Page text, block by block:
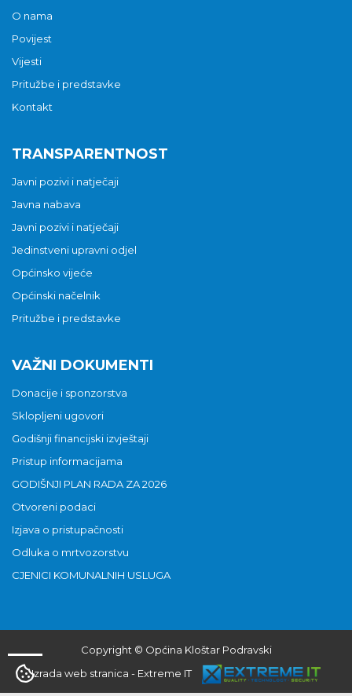
O nama
Povijest
Vijesti
Pritužbe i predstavke
Kontakt
TRANSPARENTNOST
Javni pozivi i natječaji
Javna nabava
Javni pozivi i natječaji
Jedinstveni upravni odjel
Općinsko vijeće
Općinski načelnik
Pritužbe i predstavke
VAŽNI DOKUMENTI
Donacije i sponzorstva
Sklopljeni ugovori
Godišnji financijski izvještaji
Pristup informacijama
GODIŠNJI PLAN RADA ZA 2026
Otvoreni podaci
Izjava o pristupačnosti
Odluka o mrtvozorstvu
CJENICI KOMUNALNIH USLUGA
Copyright © Općina Kloštar Podravski
Izrada web stranica - Extreme IT